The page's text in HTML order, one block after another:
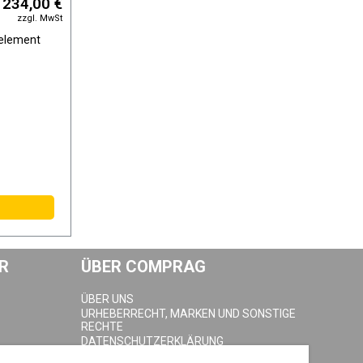
234,00 €
zzgl. MwSt
ÜBER COMPRAG
ÜBER UNS
URHEBERRECHT, MARKEN UND SONSTIGE
RECHTE
DATENSCHUTZERKLÄRUNG